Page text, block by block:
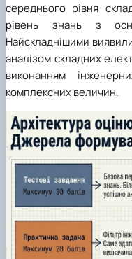
середнього рівня
рівень знань з
Найскладнішими
аналізом складних
виконанням
комплексних величин.